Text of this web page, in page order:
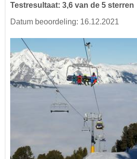
Testresultaat: 3,6 van de 5 sterren
Datum beoordeling: 16.12.2021